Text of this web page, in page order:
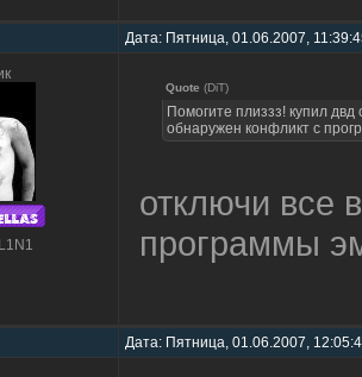
Дата: Пятница, 01.06.2007,
Quote (DiT)
Помогите плиззз! купил
обнаружен конфликт с
отключи все
программы
Дата: Пятница, 01.06.2007,